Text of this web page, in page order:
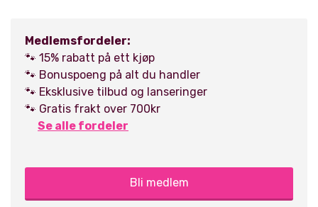
Medlemsfordeler:
🐾 15% rabatt på ett kjøp
🐾 Bonuspoeng på alt du handler
🐾 Eksklusive tilbud og lanseringer
🐾 Gratis frakt over 700kr
Se alle fordeler
Bli medlem